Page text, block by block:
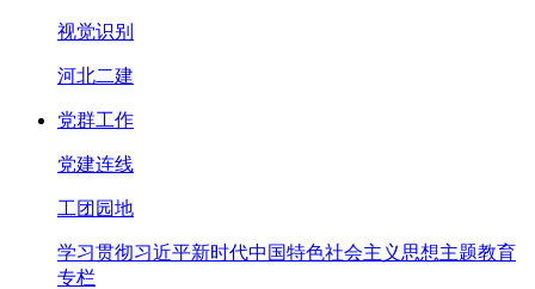
视觉识别
河北二建
党群工作
党建连线
工团园地
学习贯彻习近平新时代中国特色社会主义思想主题教育
专栏